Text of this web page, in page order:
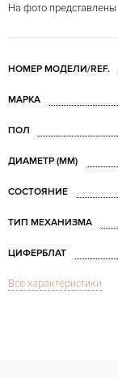
На фото
НОМЕР МОДЕЛИ/REF.
МАРКА
ПОЛ
ДИАМЕТР (MM)
СОСТОЯНИЕ
ТИП МЕХАНИЗМА
ЦИФЕРБЛАТ
СТЕКЛО
Все характеристики